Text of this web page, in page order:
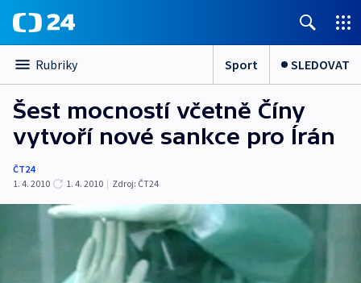
Rubriky Sport SLEDOVAT
Šest mocností včetně Číny
vytvoří nové sankce pro Írán
ČT24
1. 4. 2010
1. 4. 2010 | Zdroj: ČT24